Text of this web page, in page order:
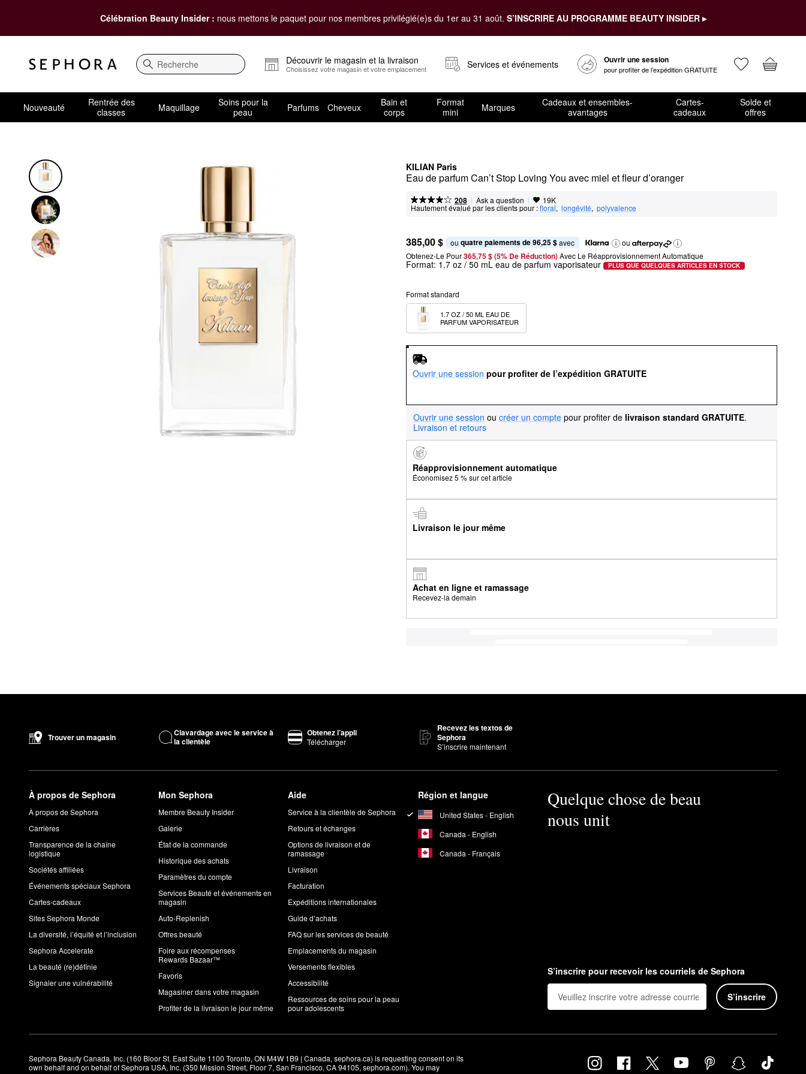
Célébration Beauty Insider : nous mettons le paquet pour nos membres privilégié(e)s du 1er au 31 août. S’INSCRIRE AU PROGRAMME BEAUTY INSIDER ▸
Recherche
Découvrir le magasin et la livraison
Choisissez votre magasin et votre emplacement Services et événements Ouvrir une session
pour profiter de l’expédition GRATUITE
Nouveauté
Rentrée des
classes
Maquillage
Soins pour la
peau
Parfums Cheveux
Bain et
corps
Format
mini
Marques
Cadeaux et ensembles-
avantages
Cartes-
cadeaux
Solde et
offres
KILIAN Paris
Eau de parfum Can’t Stop Loving You avec miel et fleur d’oranger
208 | Ask a question | 19K
Hautement évalué par les clients pour :floral, longévité, polyvalence
385,00 $ ou quatre paiements de 96,25 $ avec
ou
Obtenez-Le Pour365,75 $ (5% De Réduction) Avec Le Réapprovisionnement Automatique
Format: 1.7 oz / 50 mL eau de parfum vaporisateur PLUS QUE QUELQUES ARTICLES EN STOCK
Format standard
1.7 OZ / 50 ML EAU DE
PARFUM VAPORISATEUR
Ouvrir une session pour profiter de l’expédition GRATUITE
Ouvrir une session ou créer un compte pour profiter de livraison standard GRATUITE.
Livraison et retours
Réapprovisionnement automatique
Économisez 5 % sur cet article
Livraison le jour même
Achat en ligne et ramassage
Recevez-la demain
Trouver un magasin
Clavardage avec le service à
la clientèle
Obtenez l’appli
Télécharger
Recevez les textos de
Sephora
S’inscrire maintenant
À propos de Sephora
À propos de Sephora
Carrières
Transparence de la chaîne
logistique
Sociétés affiliées
Événements spéciaux Sephora
Cartes-cadeaux
Sites Sephora Monde
La diversité, l’équité et l’inclusion
Sephora Accelerate
La beauté (re)définie
Signaler une vulnérabilité
Mon Sephora
Membre Beauty Insider
Galerie
État de la commande
Historique des achats
Paramètres du compte
Services Beauté et événements en
magasin
Auto-Replenish
Offres beauté
Foire aux récompenses
Rewards Bazaar™
Favoris
Magasiner dans votre magasin
Profiter de la livraison le jour même
Aide
Service à la clientèle de Sephora
Retours et échanges
Options de livraison et de
ramassage
Livraison
Facturation
Expéditions internationales
Guide d’achats
FAQ sur les services de beauté
Emplacements du magasin
Versements flexibles
Accessibilité
Ressources de soins pour la peau
pour adolescents
Région et langue
United States - English
Canada - English
Canada - Français
Quelque chose de beau
nous unit
S’inscrire pour recevoir les courriels de Sephora
S’inscrire
Sephora Beauty Canada, Inc. (160 Bloor St. East Suite 1100 Toronto, ON M4W 1B9 | Canada, sephora.ca) is requesting consent on its
own behalf and on behalf of Sephora USA, Inc. (350 Mission Street, Floor 7, San Francisco, CA 94105, sephora.com). You may